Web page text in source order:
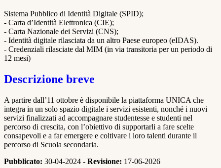
Sistema Pubblico di Identità Digitale (SPID);
- Carta d’Identità Elettronica (CIE);
- Carta Nazionale dei Servizi (CNS);
- Identità digitale rilasciata da un altro Paese europeo (eIDAS).
- Credenziali rilasciate dal MIM (in via transitoria per un periodo di
12 mesi)
Descrizione breve
A partire dall’11 ottobre è disponibile la piattaforma UNICA che
integra in un solo spazio digitale i servizi esistenti, nonché i nuovi
servizi finalizzati ad accompagnare studentesse e studenti nel
percorso di crescita, con l’obiettivo di supportarli a fare scelte
consapevoli e a far emergere e coltivare i loro talenti durante il
percorso di Scuola secondaria.
Pubblicato: 30-04-2024 - Revisione: 17-06-2026